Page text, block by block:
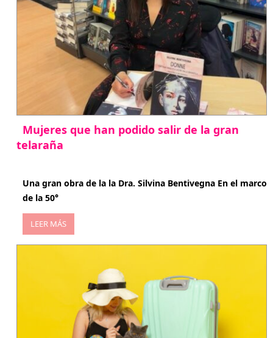
Mujeres que han podido salir de la gran
telaraña
Una gran obra de la la Dra. Silvina Bentivegna En el marco
de la 50°
LEER MÁS